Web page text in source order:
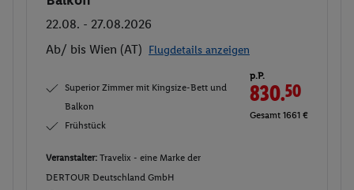
22.08. - 27.08.2026
Ab/ bis Wien (AT) Flugdetails anzeigen
Superior Zimmer mit Kingsize-Bett und
Balkon
Frühstück
p.P.
830.50
Gesamt 1661 €
Veranstalter: Travelix - eine Marke der
DERTOUR Deutschland GmbH